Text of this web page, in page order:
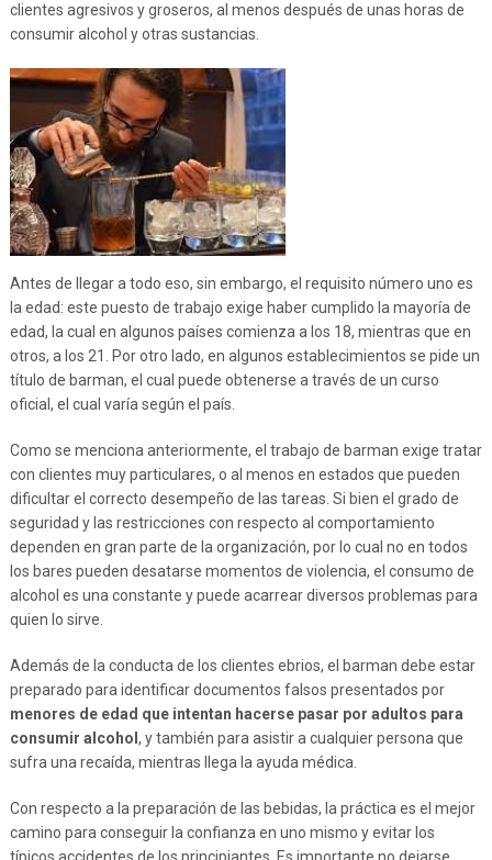
clientes agresivos y groseros, al menos después de unas horas de
consumir alcohol y otras sustancias.
Antes de llegar a todo eso, sin embargo, el requisito número uno es
la edad: este puesto de trabajo exige haber cumplido la mayoría de
edad, la cual en algunos países comienza a los 18, mientras que en
otros, a los 21. Por otro lado, en algunos establecimientos se pide un
título de barman, el cual puede obtenerse a través de un curso
oficial, el cual varía según el país.
Como se menciona anteriormente, el trabajo de barman exige tratar
con clientes muy particulares, o al menos en estados que pueden
dificultar el correcto desempeño de las tareas. Si bien el grado de
seguridad y las restricciones con respecto al comportamiento
dependen en gran parte de la organización, por lo cual no en todos
los bares pueden desatarse momentos de violencia, el consumo de
alcohol es una constante y puede acarrear diversos problemas para
quien lo sirve.
Además de la conducta de los clientes ebrios, el barman debe estar
preparado para identificar documentos falsos presentados por
menores de edad que intentan hacerse pasar por adultos para
consumir alcohol , y también para asistir a cualquier persona que
sufra una recaída, mientras llega la ayuda médica.
Con respecto a la preparación de las bebidas, la práctica es el mejor
camino para conseguir la confianza en uno mismo y evitar los